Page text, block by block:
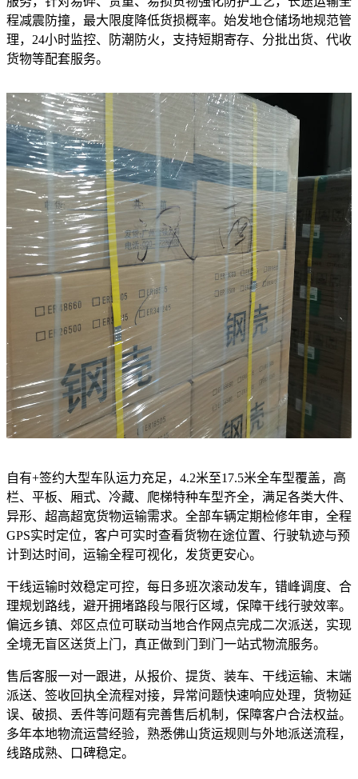
程减震防撞，最大限度降低货损概率。始发地仓储场地规范管
理，24小时监控、防潮防火，支持短期寄存、分批出货、代收
货物等配套服务。
自有+签约大型车队运力充足，4.2米至17.5米全车型覆盖，高
栏、平板、厢式、冷藏、爬梯特种车型齐全，满足各类大件、
异形、超高超宽货物运输需求。全部车辆定期检修年审，全程
GPS实时定位，客户可实时查看货物在途位置、行驶轨迹与预
计到达时间，运输全程可视化，发货更安心。
干线运输时效稳定可控，每日多班次滚动发车，错峰调度、合
理规划路线，避开拥堵路段与限行区域，保障干线行驶效率。
偏远乡镇、郊区点位可联动当地合作网点完成二次派送，实现
全境无盲区送货上门，真正做到门到门一站式物流服务。
售后客服一对一跟进，从报价、提货、装车、干线运输、末端
派送、签收回执全流程对接，异常问题快速响应处理，货物延
误、破损、丢件等问题有完善售后机制，保障客户合法权益。
多年本地物流运营经验，熟悉佛山货运规则与外地派送流程，
线路成熟、口碑稳定。